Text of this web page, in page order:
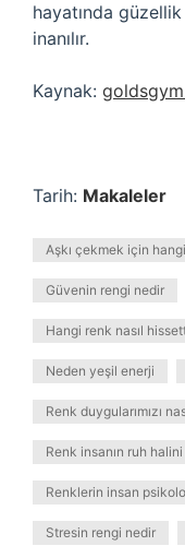
hayatında
inanılır.
Kaynak:
Tarih: Makaleler
Aşkı çekmek için
Güvenin rengi nedir
Hangi renk nasıl
Neden yeşil enerji
Renk duygularımızı
Renk insanın ruh
Renklerin insan
Stresin rengi nedir